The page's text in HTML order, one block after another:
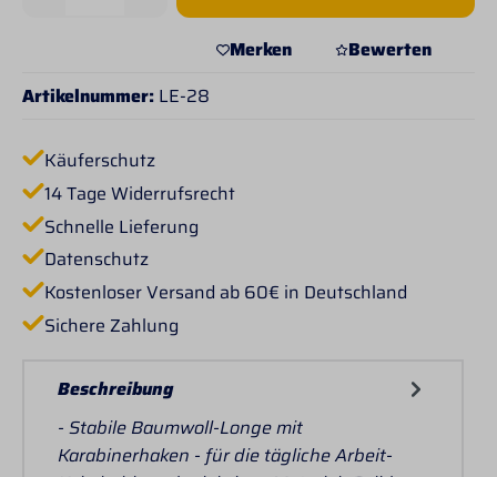
Merken
Bewerten
Artikelnummer: LE-28
Käuferschutz
14 Tage Widerrufsrecht
Schnelle Lieferung
Datenschutz
Kostenloser Versand ab 60€ in Deutschland
Sichere Zahlung
Beschreibung
- Stabile Baumwoll-Longe mit
Karabinerhaken - für die tägliche Arbeit-